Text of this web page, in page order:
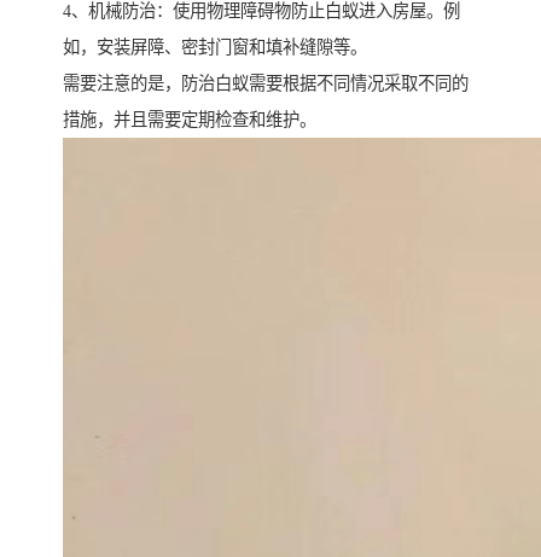
4、机械防治：使用物理障碍物防止白蚁进入房屋。例
如，安装屏障、密封门窗和填补缝隙等。
需要注意的是，防治白蚁需要根据不同情况采取不同的
措施，并且需要定期检查和维护。